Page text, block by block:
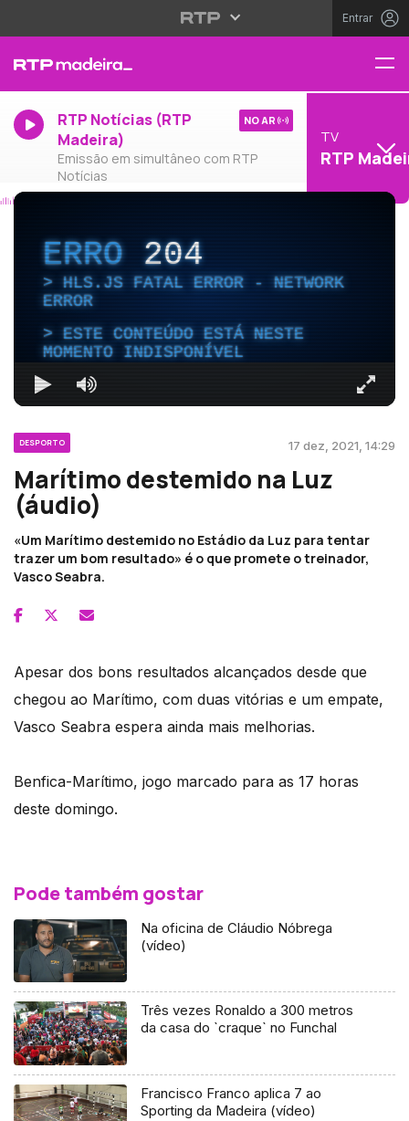
Entrar
RTP Notícias (RTP
Madeira)
Emissão em simultâneo com RTP
Notícias
NO AR
TV
RTP
ERRO204
HLS.JS FATAL ERROR - NETWORK
ERROR
ESTE CONTEÚDO ESTÁ NESTE
MOMENTO INDISPONÍVEL
DESPORTO 17 dez, 2021, 14:29
Marítimo destemido na Luz
(áudio)
«Um Marítimo destemido no Estádio da Luz para tentar
trazer um bom resultado» é o que promete o treinador,
Vasco Seabra.
Apesar dos bons resultados alcançados desde que
chegou ao Marítimo, com duas vitórias e um empate,
Vasco Seabra espera ainda mais melhorias.
Benfica-Marítimo, jogo marcado para as 17 horas
deste domingo.
Pode também gostar
Na oficina de Cláudio Nóbrega
(vídeo)
Três vezes Ronaldo a 300 metros
da casa do `craque` no Funchal
Francisco Franco aplica 7 ao
Sporting da Madeira (vídeo)